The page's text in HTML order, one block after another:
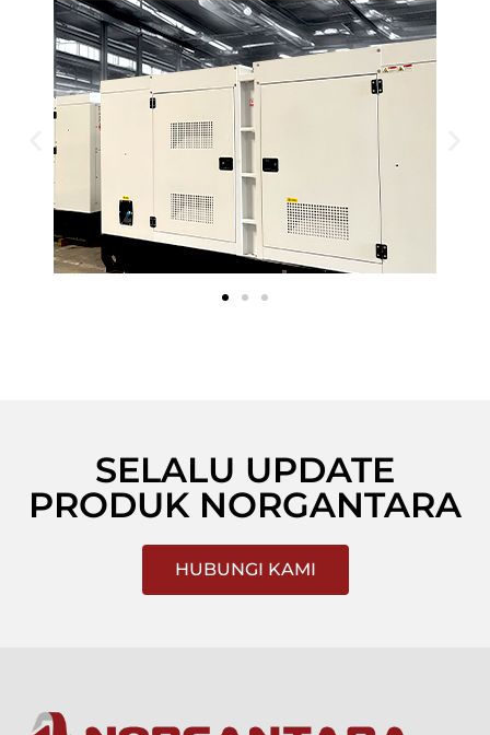
SELALU UPDATE
PRODUK NORGANTARA
HUBUNGI KAMI